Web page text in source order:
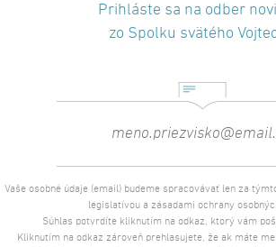
Prihláste sa na odber
zo Spolku svätého
Vaše osobné údaje (email) budeme spracovávať len za
legislatívou a zásadami ochrany
Súhlas potvrdíte kliknutím na odkaz, ktorý vám
Kliknutím na odkaz zároveň prehlasujete, že ak máte